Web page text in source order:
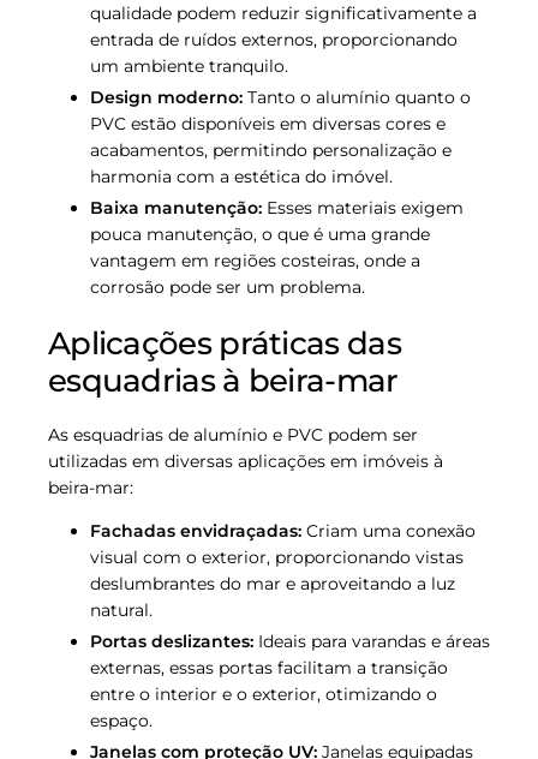
qualidade podem reduzir significativamente a
entrada de ruídos externos, proporcionando
um ambiente tranquilo.
Design moderno: Tanto o alumínio quanto o
PVC estão disponíveis em diversas cores e
acabamentos, permitindo personalização e
harmonia com a estética do imóvel.
Baixa manutenção: Esses materiais exigem
pouca manutenção, o que é uma grande
vantagem em regiões costeiras, onde a
corrosão pode ser um problema.
Aplicações práticas das
esquadrias à beira-mar
As esquadrias de alumínio e PVC podem ser
utilizadas em diversas aplicações em imóveis à
beira-mar:
Fachadas envidraçadas: Criam uma conexão
visual com o exterior, proporcionando vistas
deslumbrantes do mar e aproveitando a luz
natural.
Portas deslizantes: Ideais para varandas e áreas
externas, essas portas facilitam a transição
entre o interior e o exterior, otimizando o
espaço.
Janelas com proteção UV: Janelas equipadas